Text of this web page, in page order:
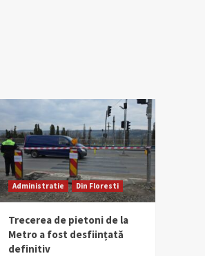
Administratie Din Floresti
Trecerea de pietoni de la
Metro a fost desființată
definitiv